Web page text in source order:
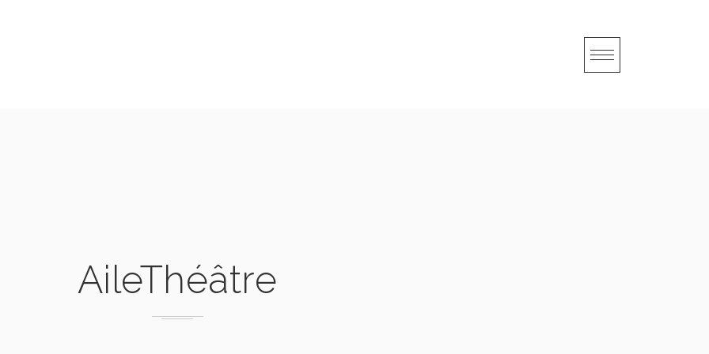
AileThéâtre